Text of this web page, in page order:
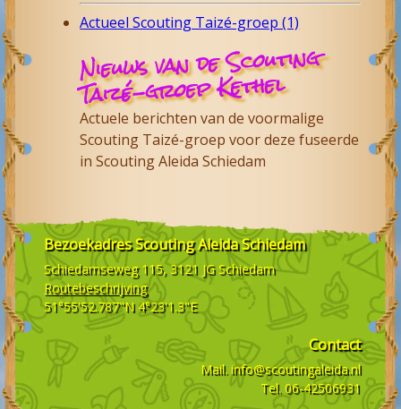
Actueel Scouting Taizé-groep (1)
Nieuws van de Scouting
Taizé-groep Kethel
Actuele berichten van de voormalige
Scouting Taizé-groep voor deze fuseerde
in Scouting Aleida Schiedam
BezoekadresScouting Aleida Schiedam
Schiedamseweg 115, 3121 JG Schiedam
Routebeschrijving
51°55'52.787"N 4°23'1.3"E
Contact
Mail. info@scoutingaleida.nl
Tel. 06-42506931